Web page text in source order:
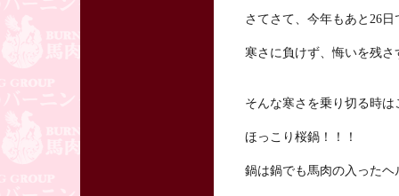
さてさて、今年もあと26日
寒さに負けず、悔いを残
そんな寒さを乗り切る時
ほっこり桜鍋！！！
鍋は鍋でも馬肉の入ったヘ